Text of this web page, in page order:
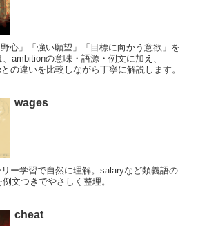
心」「強い願望」「目標に向かう意欲」を
ambitionの意味・語源・例文に加え、
の違いを比較しながら丁寧に解説します。
wages
ー学習で自然に理解。salaryなど類義語の
文つきでやさしく整理。
cheat